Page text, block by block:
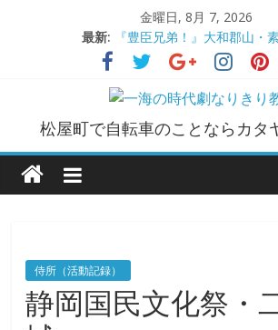
ッ
金曜日, 8月 7, 2026
最新:
『豊臣兄弟！』大和郡山・
大和郡山城
手作り甲冑奮闘記【黒糸縅胴
●大和郡山城（『豊臣兄弟！
大阪城オフ会・2026年ＧＷ
一
海
時
松屋町で自転車のことならカタ
侍所（活動記録）
静岡国民文化祭・